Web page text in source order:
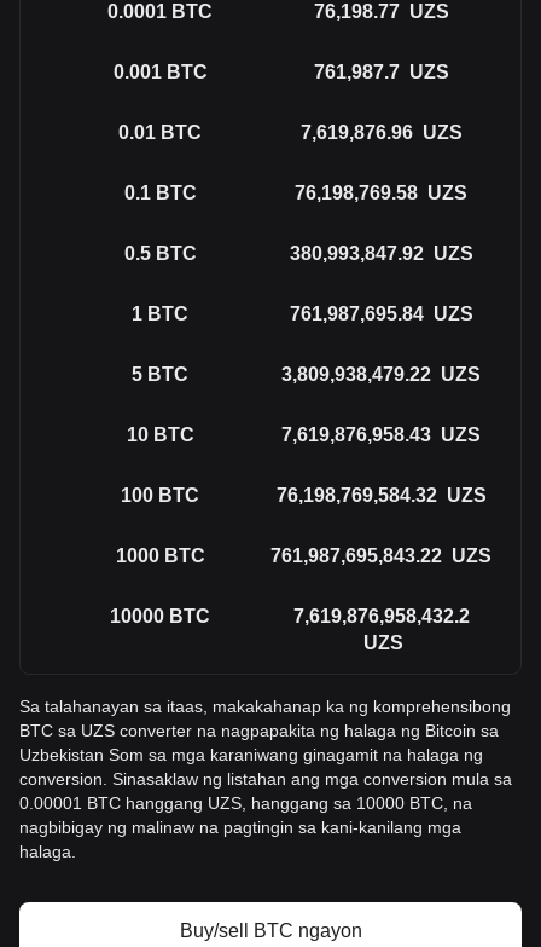
0.0001 BTC 76,198.77 UZS
0.001 BTC 761,987.7 UZS
0.01 BTC 7,619,876.96 UZS
0.1 BTC 76,198,769.58 UZS
0.5 BTC 380,993,847.92 UZS
1 BTC 761,987,695.84 UZS
5 BTC 3,809,938,479.22 UZS
10 BTC 7,619,876,958.43 UZS
100 BTC 76,198,769,584.32 UZS
1000 BTC 761,987,695,843.22 UZS
10000 BTC
7,619,876,958,432.2
UZS
Sa talahanayan sa itaas, makakahanap ka ng komprehensibong
BTC sa UZS converter na nagpapakita ng halaga ng Bitcoin sa
Uzbekistan Som sa mga karaniwang ginagamit na halaga ng
conversion. Sinasaklaw ng listahan ang mga conversion mula sa
0.00001 BTC hanggang UZS, hanggang sa 10000 BTC, na
nagbibigay ng malinaw na pagtingin sa kani-kanilang mga
halaga.
Buy/sell BTC ngayon